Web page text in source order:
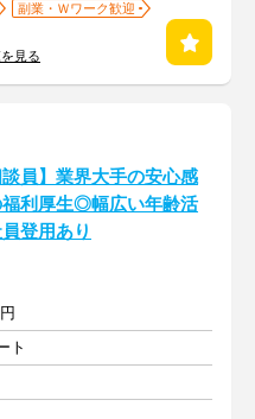
副業・Ｗワーク歓迎
見る
談員】業界大手の安心感
福利厚生◎幅広い年齢活
登用あり
ト